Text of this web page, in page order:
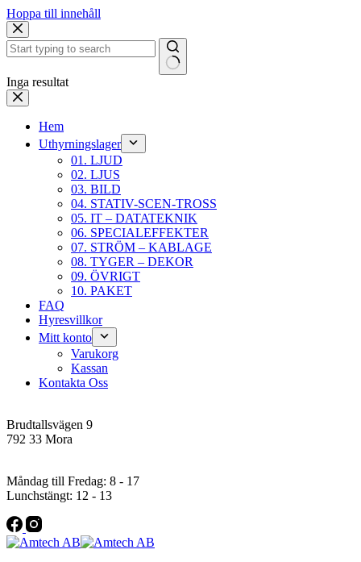
Hoppa till innehåll
Inga resultat
Hem
Uthyrningslager
01. LJUD
02. LJUS
03. BILD
04. STATIV-SCEN-TROSS
05. IT – DATATEKNIK
06. SPECIALEFFEKTER
07. STRÖM – KABLAGE
08. TYGER – DEKOR
09. ÖVRIGT
10. PAKET
FAQ
Hyresvillkor
Mitt konto
Varukorg
Kassan
Kontakta Oss
Brudtallsvägen 9
792 33 Mora
Måndag till Fredag: 8 - 17
Lunchstängt: 12 - 13